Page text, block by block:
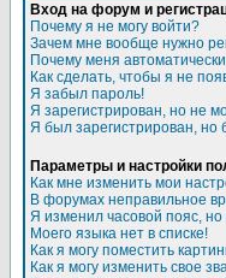
Вход на форум и
Почему я не могу войти?
Зачем мне вообще нужно
Почему меня
Как сделать, чтобы я не
Я забыл пароль!
Я зарегистрирован, но не
Я был зарегистрирован, но
Параметры и настройки
Как мне изменить мои
В форумах неправильное
Я изменил часовой пояс,
Моего языка нет в списке!
Как я могу поместить
Как я могу изменить свое